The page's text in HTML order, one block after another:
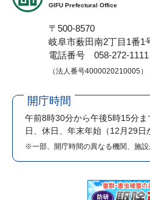
GIFU Prefectural Office
〒500-8570
岐阜市薮田南2丁目1番1
電話番号 058-272-1111
（法人番号4000020210005）
開庁時間
午前8時30分から午後5時15分ま
日、休日、年末年始（12月29日
※一部、開庁時間の異なる機関、施設